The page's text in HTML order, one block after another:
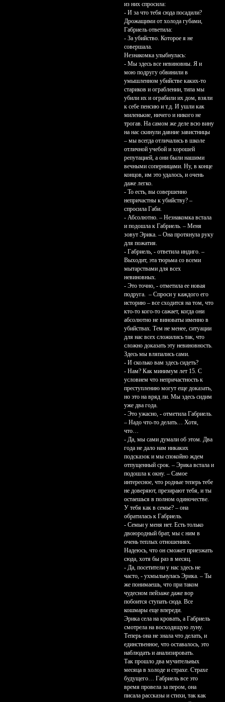
из них спросила:
- И за что тебя сюда посадили?
Дрожащими от холода губами,
Габриель ответила:
- За убийство. Которое я не
совершала.
Незнакомка улыбнулась:
- Мы здесь все невиновны. Я и
мою подругу обвинили в
умышленном убийстве каких-то
стариков и ограблении, типа мы
убили их и ограбили их дом, взяли
к себе пенсию и т.д. И ушли как
миленькие, ничего и никого не
трогав. На самом же деле всю вину
на нас скинули давние завистницы
– мы всегда отличались в школе
отличной учебой и хорошей
репутацией, а они были нашими
вечными соперницами. Ну, в конце
концов, им это удалось, и очень
даже легко.
- То есть, вы совершенно
непричастны к убийству? –
спросила Габи.
- Абсолютно. – Незнакомка встала
и подошла к Габриель. – Меня
зовут Эрика. – Она протянула руку
для пожатия.
- Габриель, - ответила индиго. –
Выходит, эта тюрьма со всеми
мытарствами для всех
невиновных.
- Это точно, - отметила ее новая
подруга. – Спроси у каждого его
историю – все сходится на том, что
кто-то кого-то сажает, когда они
абсолютно не виноваты именно в
убийствах. Тем не менее, ситуации
для нас всех сложились так, что
сложно доказать эту невиновность.
Здесь мы вляпались сами.
- И сколько вам здесь сидеть?
- Нам? Как минимум лет 15. С
условием что непричастность к
преступлению могут еще доказать,
но это на вряд ли. Мы здесь сидим
уже два года.
- Это ужасно, - отметила Габриель.
– Надо что-то делать… Хотя,
что…
- Да, мы сами думали об этом. Два
года не дало нам никаких
подсказок и мы спокойно ждем
отпущенный срок. – Эрика встала и
подошла к окну. – Самое
интересное, что родные теперь тебе
не доверяют, презирают тебя, и ты
остаешься в полном одиночестве.
У тебя как в семье? – она
обратилась к Габриель.
- Семьи у меня нет. Есть только
двоюродный брат, мы с ним в
очень теплых отношениях.
Надеюсь, что он сможет приезжать
сюда, хотя бы раз в месяц.
- Да, посетители у нас здесь не
часто, - ухмыльнулась Эрика. – Ты
же понимаешь, что при таком
чудесном пейзаже даже вор
побоится ступать сюда. Все
кошмары еще впереди.
Эрика села на кровать, а Габриель
смотрела на восходящую луну.
Теперь она не знала что делать, и
единственное, что оставалось, это
наблюдать и анализировать.
Так прошло два мучительных
месяца в холоде и страхе. Страхе
будущего… Габриель все это
время провела за пером, она
писала рассказы и стихи, так как